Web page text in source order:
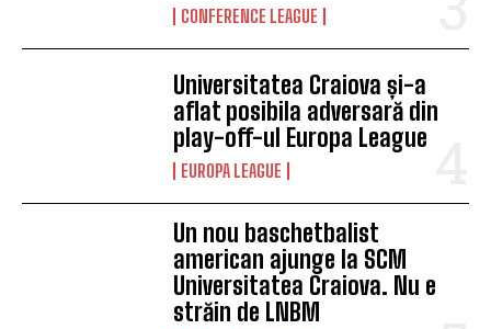
CONFERENCE LEAGUE
Universitatea Craiova și-a
aflat posibila adversară din
play-off-ul Europa League
EUROPA LEAGUE
Un nou baschetbalist
american ajunge la SCM
Universitatea Craiova. Nu e
străin de LNBM